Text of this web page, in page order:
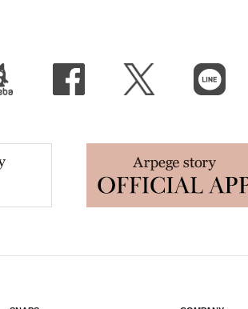
X（旧Twitter）